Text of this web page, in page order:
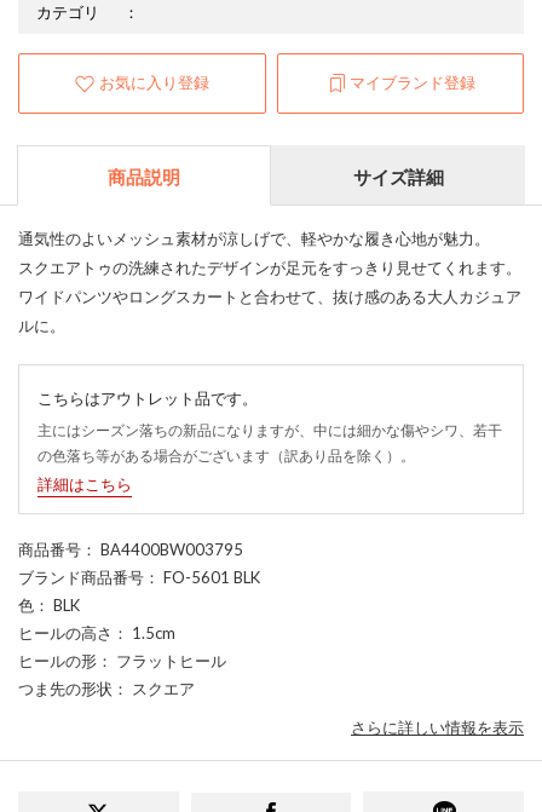
カテゴリ
：
お気に入り登録 マイブランド登録
商品説明 サイズ詳細
通気性のよいメッシュ素材が涼しげで、軽やかな履き心地が魅力。
スクエアトゥの洗練されたデザインが足元をすっきり見せてくれます。
ワイドパンツやロングスカートと合わせて、抜け感のある大人カジュア
ルに。
こちらはアウトレット品です。
主にはシーズン落ちの新品になりますが、中には細かな傷やシワ、若干
の色落ち等がある場合がございます（訳あり品を除く）。
詳細はこちら
商品番号 ： BA4400BW003795
ブランド商品番号 ： FO-5601 BLK
色 ： BLK
ヒールの高さ ： 1.5cm
ヒールの形 ： フラットヒール
つま先の形状 ： スクエア
さらに詳しい情報を表示